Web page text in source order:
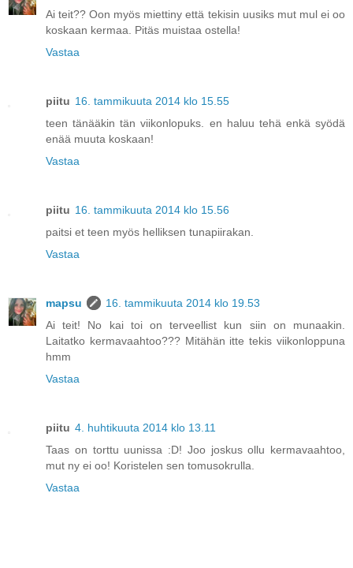
Ai teit?? Oon myös miettiny että tekisin uusiks mut mul ei oo
koskaan kermaa. Pitäs muistaa ostella!
Vastaa
piitu 16. tammikuuta 2014 klo 15.55
teen tänääkin tän viikonlopuks. en haluu tehä enkä syödä
enää muuta koskaan!
Vastaa
piitu 16. tammikuuta 2014 klo 15.56
paitsi et teen myös helliksen tunapiirakan.
Vastaa
mapsu
16. tammikuuta 2014 klo 19.53
Ai teit! No kai toi on terveellist kun siin on munaakin.
Laitatko kermavaahtoo??? Mitähän itte tekis viikonloppuna
hmm
Vastaa
piitu 4. huhtikuuta 2014 klo 13.11
Taas on torttu uunissa :D! Joo joskus ollu kermavaahtoo,
mut ny ei oo! Koristelen sen tomusokrulla.
Vastaa